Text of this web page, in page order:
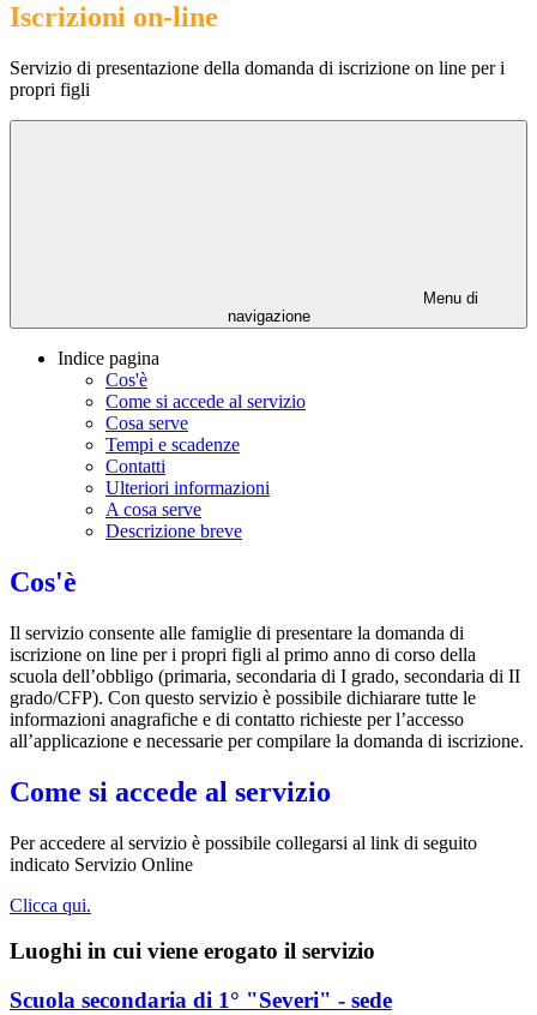
Iscrizioni on-line
Servizio di presentazione della domanda di iscrizione on line per i
propri figli
Menu di
navigazione
Indice pagina
Cos'è
Come si accede al servizio
Cosa serve
Tempi e scadenze
Contatti
Ulteriori informazioni
A cosa serve
Descrizione breve
Cos'è
Il servizio consente alle famiglie di presentare la domanda di
iscrizione on line per i propri figli al primo anno di corso della
scuola dell’obbligo (primaria, secondaria di I grado, secondaria di II
grado/CFP). Con questo servizio è possibile dichiarare tutte le
informazioni anagrafiche e di contatto richieste per l’accesso
all’applicazione e necessarie per compilare la domanda di iscrizione.
Come si accede al servizio
Per accedere al servizio è possibile collegarsi al link di seguito
indicato Servizio Online
Clicca qui.
Luoghi in cui viene erogato il servizio
Scuola secondaria di 1° "Severi" - sede